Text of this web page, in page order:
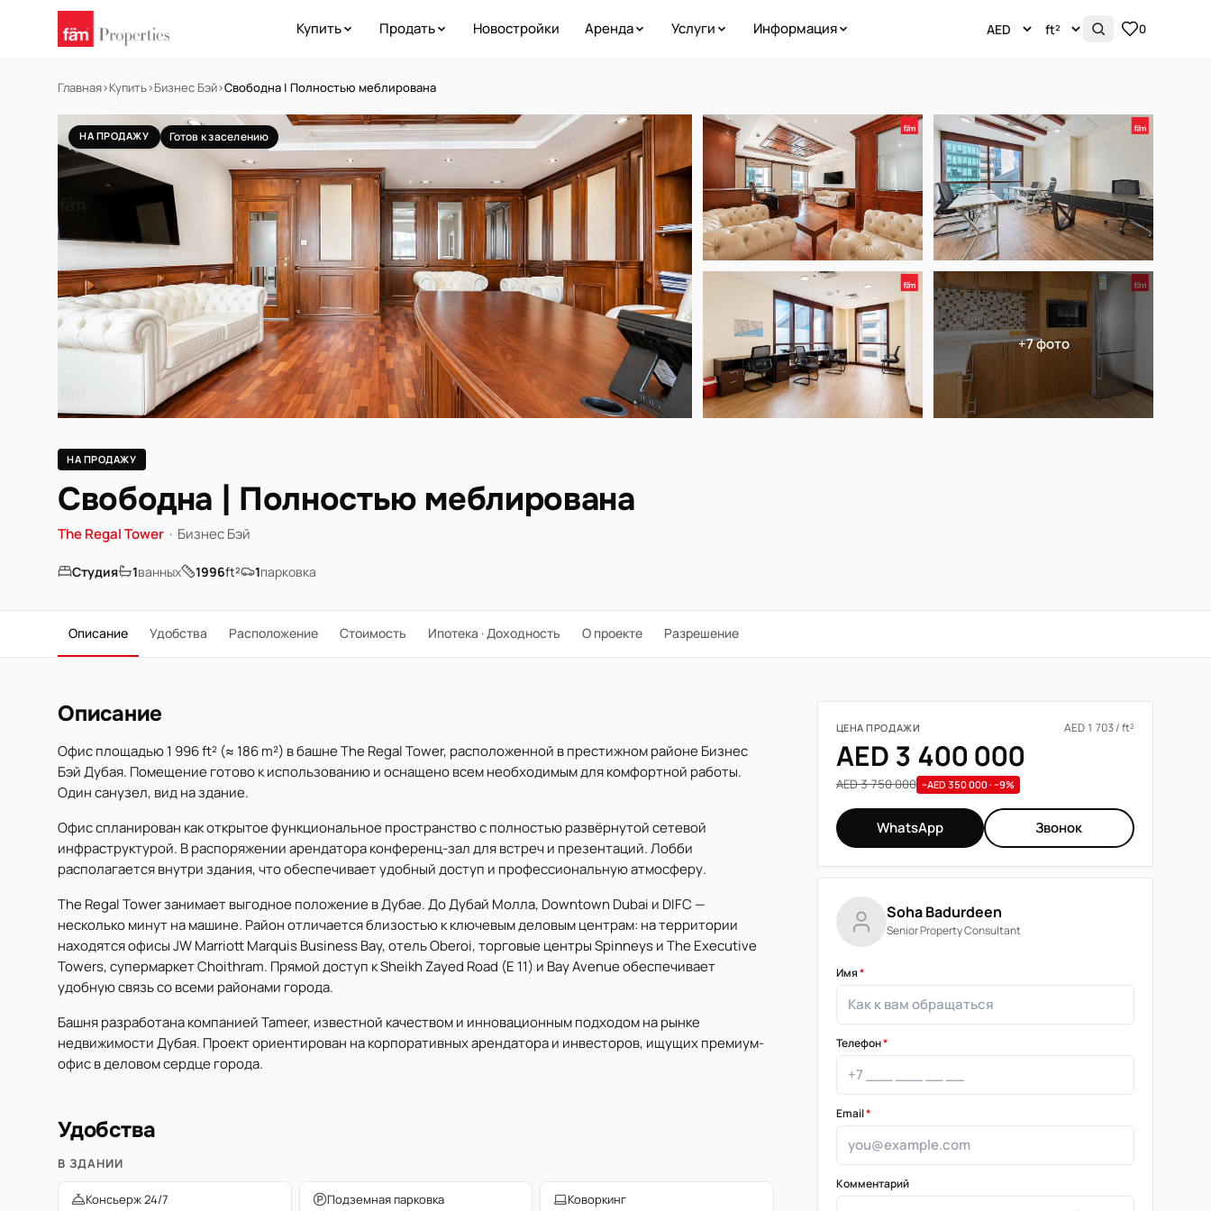
Купить Продать Новостройки Аренда Услуги Информация 0
Главная›Купить›Бизнес Бэй›Свободна | Полностью меблирована
НА ПРОДАЖУ Готов к заселению
+7 фото
НА ПРОДАЖУ
Свободна | Полностью меблирована
The Regal Tower · Бизнес Бэй
Студия 1ванных 1996ft² 1парковка
Описание Удобства Расположение Стоимость Ипотека · Доходность О проекте Разрешение
Описание
Офис площадью 1 996 ft² (≈ 186 m²) в башне The Regal Tower, расположенной в престижном районе Бизнес
Бэй Дубая. Помещение готово к использованию и оснащено всем необходимым для комфортной работы.
Один санузел, вид на здание.
Офис спланирован как открытое функциональное пространство с полностью развёрнутой сетевой
инфраструктурой. В распоряжении арендатора конференц-зал для встреч и презентаций. Лобби
располагается внутри здания, что обеспечивает удобный доступ и профессиональную атмосферу.
The Regal Tower занимает выгодное положение в Дубае. До Дубай Молла, Downtown Dubai и DIFC —
несколько минут на машине. Район отличается близостью к ключевым деловым центрам: на территории
находятся офисы JW Marriott Marquis Business Bay, отель Oberoi, торговые центры Spinneys и The Executive
Towers, супермаркет Choithram. Прямой доступ к Sheikh Zayed Road (Е 11) и Bay Avenue обеспечивает
удобную связь со всеми районами города.
Башня разработана компанией Tameer, известной качеством и инновационным подходом на рынке
недвижимости Дубая. Проект ориентирован на корпоративных арендатора и инвесторов, ищущих премиум-
офис в деловом сердце города.
Удобства
В ЗДАНИИ
Консьерж 24/7 Подземная парковка Коворкинг
ЦЕНА ПРОДАЖИ AED 1 703 / ft²
AED 3 400 000
AED 3 750 000 −AED 350 000 · −9%
WhatsApp Звонок
Soha Badurdeen
Senior Property Consultant
Имя*
Телефон*
Email*
Комментарий